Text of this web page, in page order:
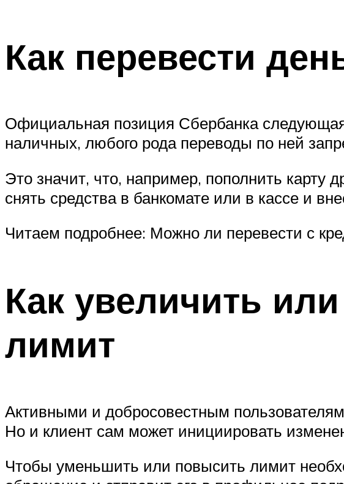
Как перевести
Официальная позиция Сбербанка
наличных, любого рода переводы по ней
Это значит, что, например, пополнить
снять средства в банкомате или в кассе и
Читаем подробнее: Можно ли перевести с
Как увеличить
лимит
Активными и добросовестным
Но и клиент сам может инициировать
Чтобы уменьшить или повысить лимит